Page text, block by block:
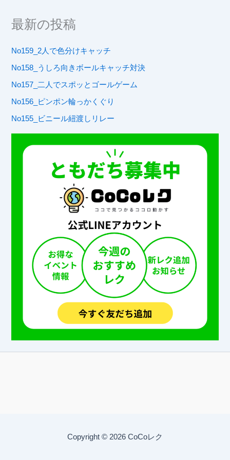
最新の投稿
No159_2人で色分けキャッチ
No158_うしろ向きボールキャッチ対決
No157_二人でスポッとゴールゲーム
No156_ピンポン輪っかくぐり
No155_ビニール紐渡しリレー
Copyright © 2026 CoCoレク